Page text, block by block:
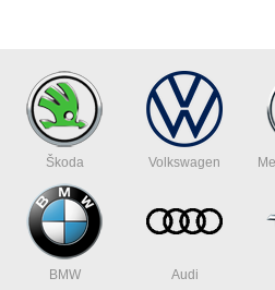
- Celková hmotnost: 1,3 kg / 2,8 lb
- Celkový objem: 11,0-14,0 l
Poznámka
- Pro montáž na nádrž je nutný
Škoda Volkswagen
BMW Audi